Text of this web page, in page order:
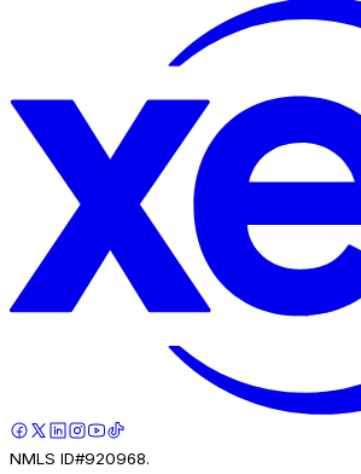
NMLS ID#920968.